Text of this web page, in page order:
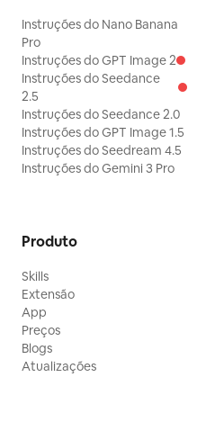
Instruções do Nano Banana
Pro
Instruções do GPT Image 2
Instruções do Seedance
2.5
Instruções do Seedance 2.0
Instruções do GPT Image 1.5
Instruções do Seedream 4.5
Instruções do Gemini 3 Pro
Produto
Skills
Extensão
App
Preços
Blogs
Atualizações